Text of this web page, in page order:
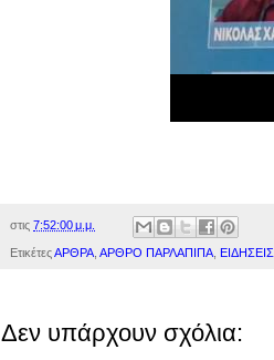
στις 7:52:00 μ.μ.
ΕτικέτεςΑΡΘΡΑ ΑΡΘΡΟ ΠΑΡΛΑΠΙΠΑ ΕΙΔΗΣΕΙΣ
Δεν υπάρχουν σχόλια: